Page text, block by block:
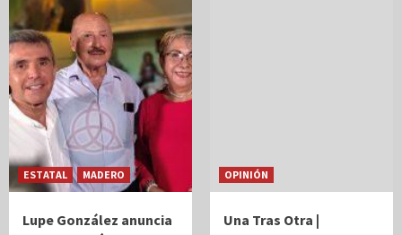
ESTATAL MADERO
Lupe González anuncia
OPINIÓN
Una Tras Otra |